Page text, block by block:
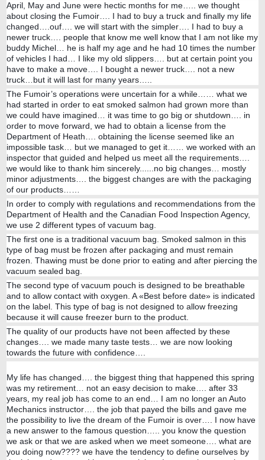
April, May and June were hectic months for me….. we thought
about closing the Fumoir…. I had to buy a truck and finally my life
changed….ouf…. we will start with the simpler…. I had to buy a
newer truck…. people that know me well know that I am not like my
buddy Michel… he is half my age and he had 10 times the number
of vehicles I had… I like my old slippers…. but at certain point you
have to make a move…. I bought a newer truck…. not a new
truck…but it will last for many years…..
The Fumoir’s operations were uncertain for a while…… what we
had started in order to eat smoked salmon had grown more than
we could have imagined… it was time to go big or shutdown…. in
order to move forward, we had to obtain a license from the
Department of Heath…. obtaining the license seemed like an
impossible task… but we managed to get it…… we worked with an
inspector that guided and helped us meet all the requirements….
we would like to thank him sincerely......no big changes… mostly
minor adjustments…. the biggest changes are with the packaging
of our products……
In order to comply with regulations and recommendations from the
Department of Health and the Canadian Food Inspection Agency,
we use 2 different types of vacuum bag.
The first one is a traditional vacuum bag. Smoked salmon in this
type of bag must be frozen after packaging and must remain
frozen. Thawing must be done prior to eating and after piercing the
vacuum sealed bag.
The second type of vacuum pouch is designed to be breathable
and to allow contact with oxygen. A «Best before date» is indicated
on the label. This type of bag is not designed to allow freezing
because it will cause freezer burn to the product.
The quality of our products have not been affected by these
changes…. we made many taste tests… we are now looking
towards the future with confidence….
My life has changed…. the biggest thing that happened this spring
was my retirement… not an easy decision to make…. after 33
years, my real job has come to an end… I am no longer an Auto
Mechanics instructor…. the job that payed the bills and gave me
the possibility to live the dream of the Fumoir is over…. I now have
a new answer to the famous question….. you know the question
we ask or that we are asked when we meet someone…. what are
you doing now???? we have the tendency to define ourselves by